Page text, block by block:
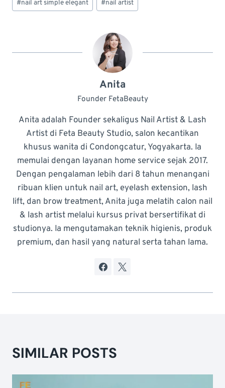
#nail art simple elegant #nail artist
Anita
Founder FetaBeauty
Anita adalah Founder sekaligus Nail Artist & Lash
Artist di Feta Beauty Studio, salon kecantikan
khusus wanita di Condongcatur, Yogyakarta. Ia
memulai dengan layanan home service sejak 2017.
Dengan pengalaman lebih dari 8 tahun menangani
ribuan klien untuk nail art, eyelash extension, lash
lift, dan brow treatment, Anita juga melatih calon nail
& lash artist melalui kursus privat bersertifikat di
studionya. Ia mengutamakan teknik higienis, produk
premium, dan hasil yang natural serta tahan lama.
SIMILAR POSTS